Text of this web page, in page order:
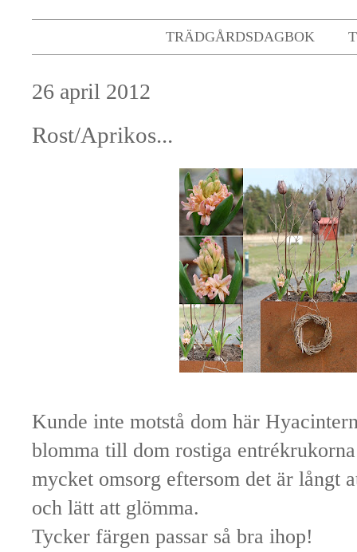
TRÄDGÅRDSDAGBOK
26 april 2012
Rost/Aprikos...
Kunde inte motstå dom här
blomma till dom rostiga
mycket omsorg eftersom det är långt
och lätt att glömma.
Tycker färgen passar så bra ihop!